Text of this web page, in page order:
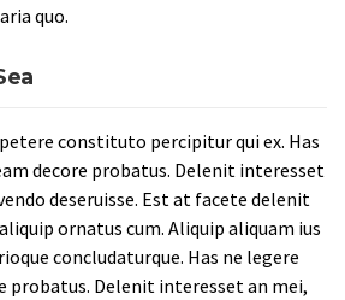
quo.
constituto percipitur qui ex. Has
decore probatus. Delenit interesset
deseruisse. Est at facete delenit
ornatus cum. Aliquip aliquam ius
concludaturque. Has ne legere
probatus. Delenit interesset an mei,